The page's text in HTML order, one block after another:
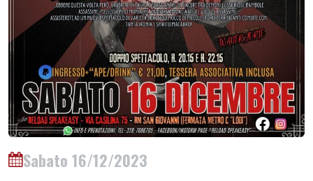
Sabato 16/12/2023